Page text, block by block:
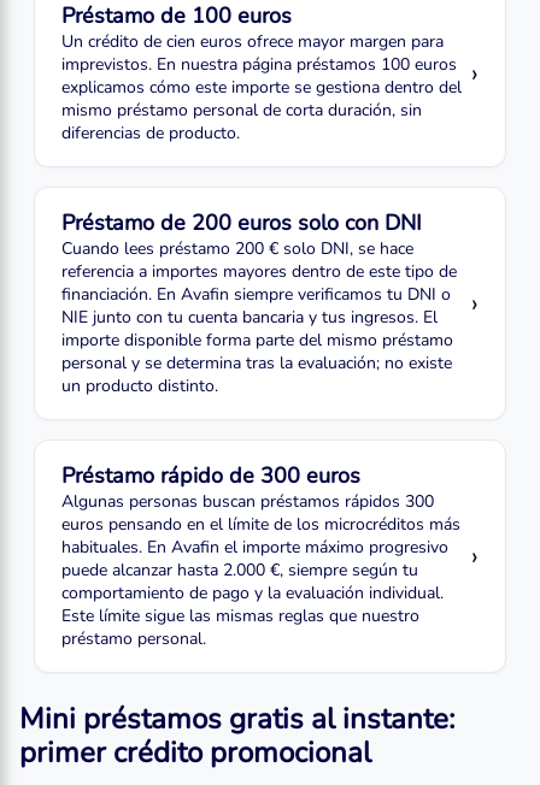
Préstamo de 100 euros
Un crédito de cien euros ofrece mayor margen para
imprevistos. En nuestra página préstamos 100 euros
explicamos cómo este importe se gestiona dentro del
mismo préstamo personal de corta duración, sin
diferencias de producto.
›
Préstamo de 200 euros solo con DNI
Cuando lees préstamo 200 € solo DNI, se hace
referencia a importes mayores dentro de este tipo de
financiación. En Avafin siempre verificamos tu DNI o
NIE junto con tu cuenta bancaria y tus ingresos. El
importe disponible forma parte del mismo préstamo
personal y se determina tras la evaluación; no existe
un producto distinto.
›
Préstamo rápido de 300 euros
Algunas personas buscan préstamos rápidos 300
euros pensando en el límite de los microcréditos más
habituales. En Avafin el importe máximo progresivo
puede alcanzar hasta 2.000 €, siempre según tu
comportamiento de pago y la evaluación individual.
Este límite sigue las mismas reglas que nuestro
préstamo personal.
›
Mini préstamos gratis al instante:
primer crédito promocional